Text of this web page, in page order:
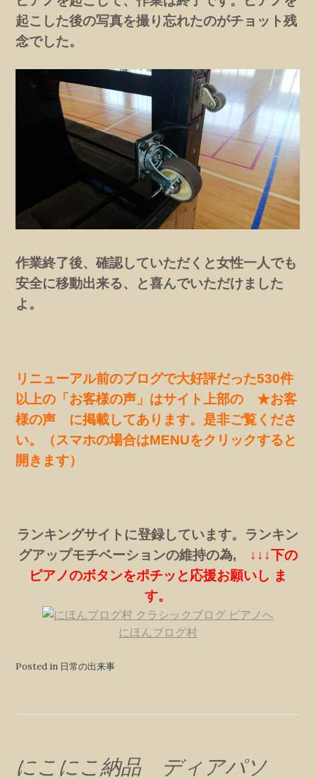
起こした後の写真を撮り忘れたのがチョット残
念でした。
作業終了後、確認していただくと女性一人でも
安全に移動出来る、と喜んでいただけました
よ。
リニューアル前のブログで大好評だった530件
以上の「お客様の声」はサイト上部の ★お客
様の声 に掲載してあります。是非ご覧くださ
い。（スマホの場合はMENUをクリックすると
開きます）
ランキングサイトに登録しています。ランキン
グアップモチベーションの維持の為, ↓↓↓下の
ピアノのボタンをポチッと応援お願いし ま
す。
にほんブログ村
Posted in 日常の出来事
にこにこ納品 ディアパソ